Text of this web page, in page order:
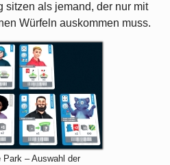
sitzen als jemand, der nur mit
Würfeln auskommen muss.
Park – Auswahl der